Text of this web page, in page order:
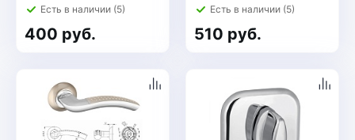
Есть в наличии (5)
400 руб.
Есть в наличии (5)
510 руб.